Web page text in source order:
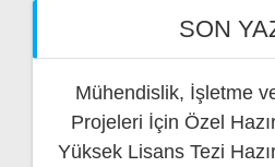
SON
Mühendislik, İşletme
Projeleri İçin Özel
Yüksek Lisans Tezi